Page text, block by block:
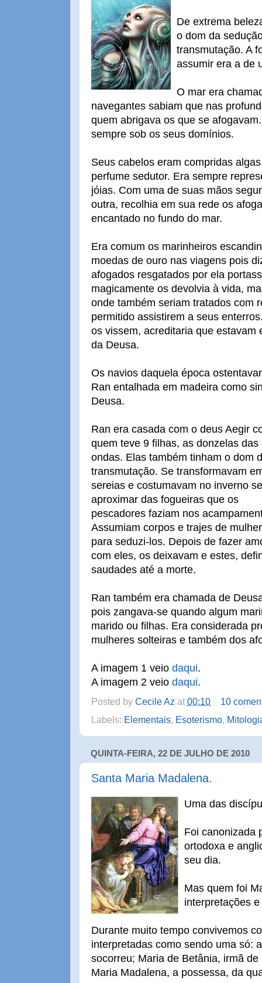
De extrema
o dom da
transmutação. A
assumir era a de
O mar era
navegantes sabiam que nas
quem abrigava os que se
sempre sob os seus domínios.
Seus cabelos eram compridas
perfume sedutor. Era sempre
jóias. Com uma de suas mãos
outra, recolhia em sua rede os
encantado no fundo do mar.
Era comum os marinheiros
moedas de ouro nas viagens pois
afogados resgatados por ela
magicamente os devolvia à vida,
onde também seriam tratados com
permitido assistirem a seus
os vissem, acreditaria que estavam
da Deusa.
Os navios daquela época
Ran entalhada em madeira como
Deusa.
Ran era casada com o deus Aegir
quem teve 9 filhas, as donzelas das
ondas. Elas também tinham o dom
transmutação. Se transformavam
sereias e costumavam no inverno se
aproximar das fogueiras que os
pescadores faziam nos
Assumiam corpos e trajes de
para seduzi-los. Depois de fazer
com eles, os deixavam e estes,
saudades até a morte.
Ran também era chamada de
pois zangava-se quando algum
marido ou filhas. Era considerada
mulheres solteiras e também dos
A imagem 1 veio daqui.
A imagem 2 veio daqui.
Posted by Cecile Az at 00:10
10
Labels: Elementais, Esoterismo,
QUINTA-FEIRA, 22 DE JULHO DE 2010
Santa Maria Madalena.
Uma das
Foi canonizada
ortodoxa e
seu dia.
Mas quem foi
interpretações
Durante muito tempo convivemos
interpretadas como sendo uma só:
socorreu; Maria de Betânia, irmã
Maria Madalena, a possessa, da